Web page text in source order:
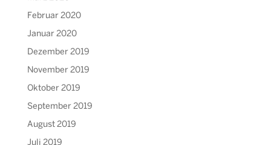
Februar 2020
Januar 2020
Dezember 2019
November 2019
Oktober 2019
September 2019
August 2019
Juli 2019